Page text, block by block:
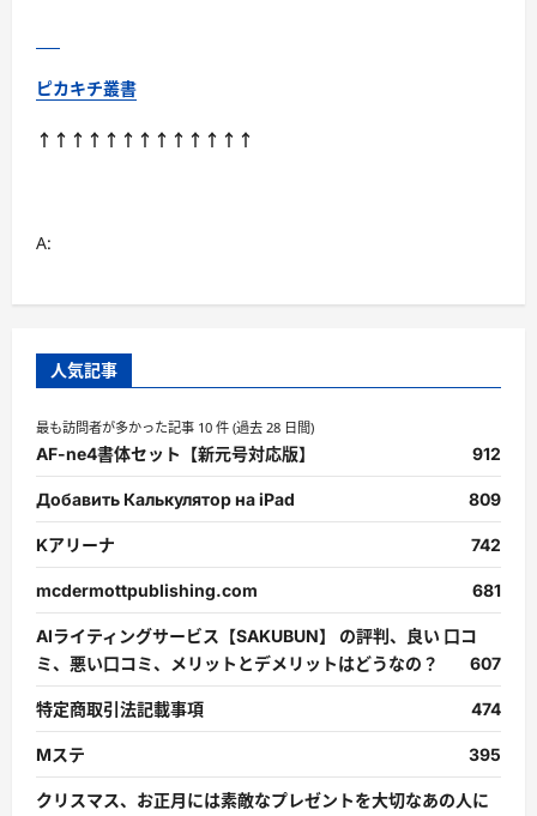
ピカキチ叢書
↑↑↑↑↑↑↑↑↑↑↑↑↑
A:
人気記事
最も訪問者が多かった記事 10 件 (過去 28 日間)
AF-ne4書体セット【新元号対応版】 912
Добавить Калькулятор на iPad 809
Kアリーナ 742
mcdermottpublishing.com 681
AIライティングサービス【SAKUBUN】 の評判、良い 口コ
ミ、悪い口コミ、メリットとデメリットはどうなの？
607
特定商取引法記載事項 474
Mステ 395
クリスマス、お正月には素敵なプレゼントを大切なあの人に